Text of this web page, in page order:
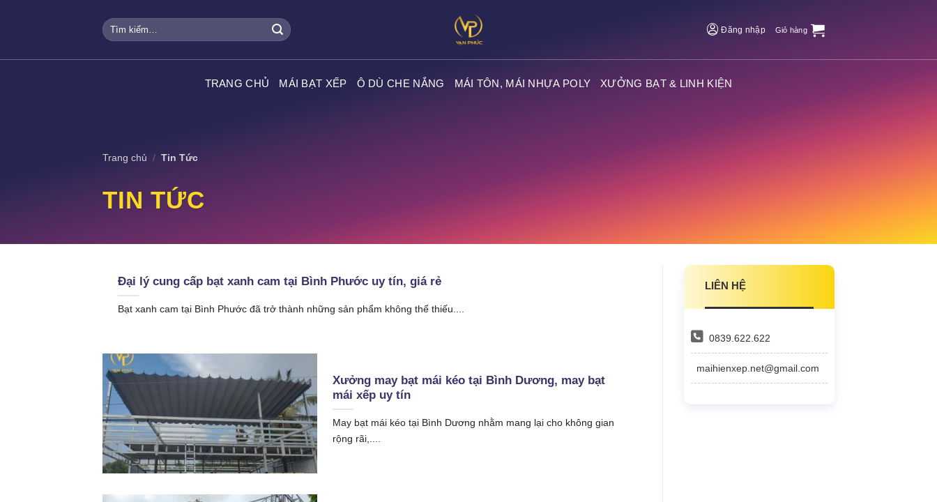
Tìm
kiếm:
Đăng nhập Giỏ hàng
TRANG CHỦ MÁI BẠT XẾP Ô DÙ CHE NẮNG MÁI TÔN, MÁI NHỰA POLY XƯỞNG BẠT & LINH KIỆN
TIN TỨC
Trang chủ / Tin Tức
Đại lý cung cấp bạt xanh cam tại Bình Phước uy tín, giá rẻ
Bạt xanh cam tại Bình Phước đã trở thành những sản phẩm không thể thiếu....
Xưởng may bạt mái kéo tại Bình Dương, may bạt
mái xếp uy tín
May bạt mái kéo tại Bình Dương nhằm mang lại cho không gian
rộng rãi,....
LIÊN HỆ
0839.622.622
maihienxep.net@gmail.com